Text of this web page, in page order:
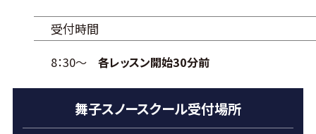
受付時間
8：30〜 各レッスン開始30分前
舞子スノースクール受付場所